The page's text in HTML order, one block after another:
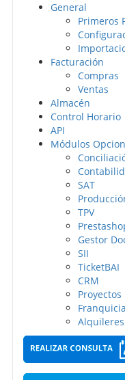
General
Primeros
Facturación
Compras
Ventas
Almacén
Control Horario
API
Módulos
SAT
TPV
Gestor
SII
TicketBAI
CRM
Proyectos
Alquileres